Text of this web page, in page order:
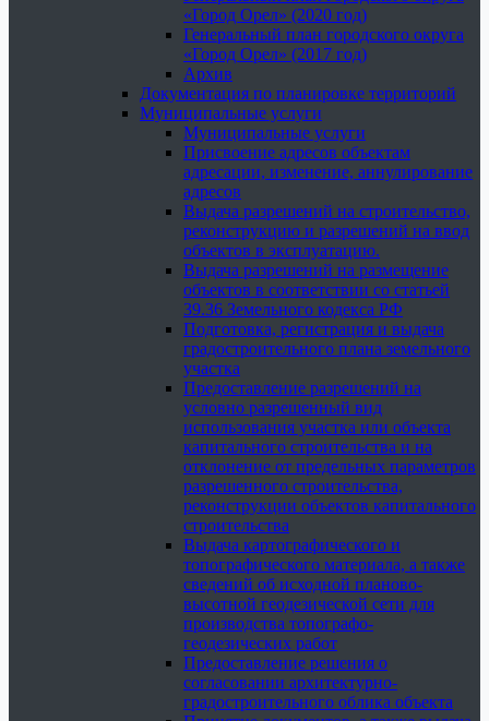
«Город Орел» (2020 год)
Генеральный план городского округа
«Город Орел» (2017 год)
Архив
Документация по планировке территорий
Муниципальные услуги
Муниципальные услуги
Присвоение адресов объектам
адресации, изменение, аннулирование
адресов
Выдача разрешений на строительство,
реконструкцию и разрешений на ввод
объектов в эксплуатацию.
Выдача разрешений на размещение
объектов в соответствии со статьей
39.36 Земельного кодекса РФ
Подготовка, регистрация и выдача
градостроительного плана земельного
участка
Предоставление разрешений на
условно разрешенный вид
использования участка или объекта
капитального строительства и на
отклонение от предельных параметров
разрешенного строительства,
реконструкции объектов капитального
строительства
Выдача картографического и
топографического материала, а также
сведений об исходной планово-
высотной геодезической сети для
производства топографо-
геодезических работ
Предоставление решения о
согласовании архитектурно-
градостроительного облика объекта